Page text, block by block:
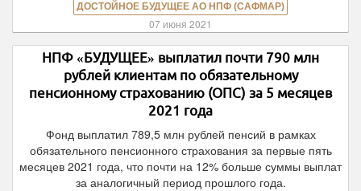
ДОСТОЙНОЕ БУДУЩЕЕ АО НПФ (САФМАР)
07 июня 2021
НПФ «БУДУЩЕЕ» выплатил почти 790 млн
рублей клиентам по обязательному
пенсионному страхованию (ОПС) за 5 месяцев
2021 года
Фонд выплатил 789,5 млн рублей пенсий в рамках
обязательного пенсионного страхования за первые пять
месяцев 2021 года, что почти на 12% больше суммы выплат
за аналогичный период прошлого года.